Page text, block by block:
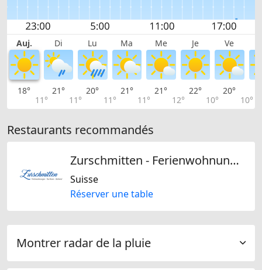
Auj. Di Lu Ma Me Je Ve
18°
11°
21°
11°
20°
11°
21°
11°
21°
12°
22°
10°
20°
10°
Restaurants recommandés
Zurschmitten - Ferienwohnungen - Tea Room - Bäckerei
Suisse
Réserver une table
Montrer radar de la pluie